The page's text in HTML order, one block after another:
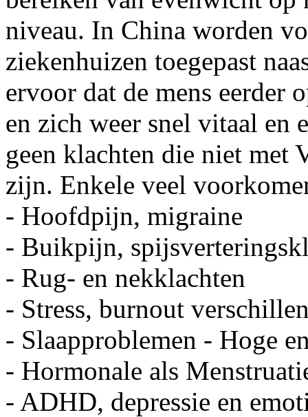
niveau. In China worden
ziekenhuizen toegepast
ervoor dat de mens eerder
en zich weer snel vitaal
geen klachten die niet met
zijn. Enkele veel
- Hoofdpijn, migraine
- Buikpijn,
- Rug- en nekklachten
- Stress, burnout
- Slaapproblemen - Hoge
- Hormonale als
- ADHD, depressie en